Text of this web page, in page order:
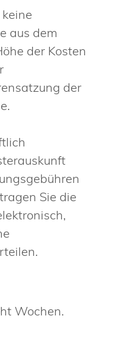
aus dem
der Kosten
der
Sie die
Wochen.